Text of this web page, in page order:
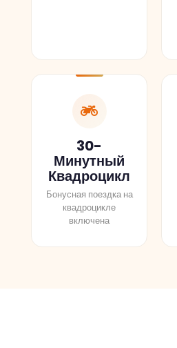
30-
Минутный
Квадроцикл
Бонусная поездка на
квадроцикле
включена